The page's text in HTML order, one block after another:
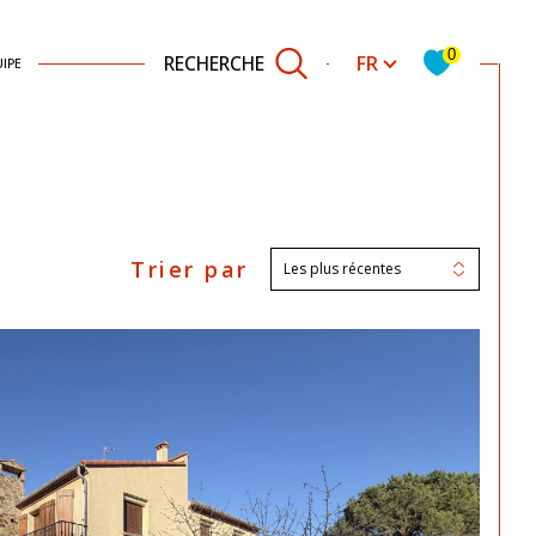
RECHERCHE Langue
FR 0
Filtrer
Filtrer
Trier par Les plus récentes